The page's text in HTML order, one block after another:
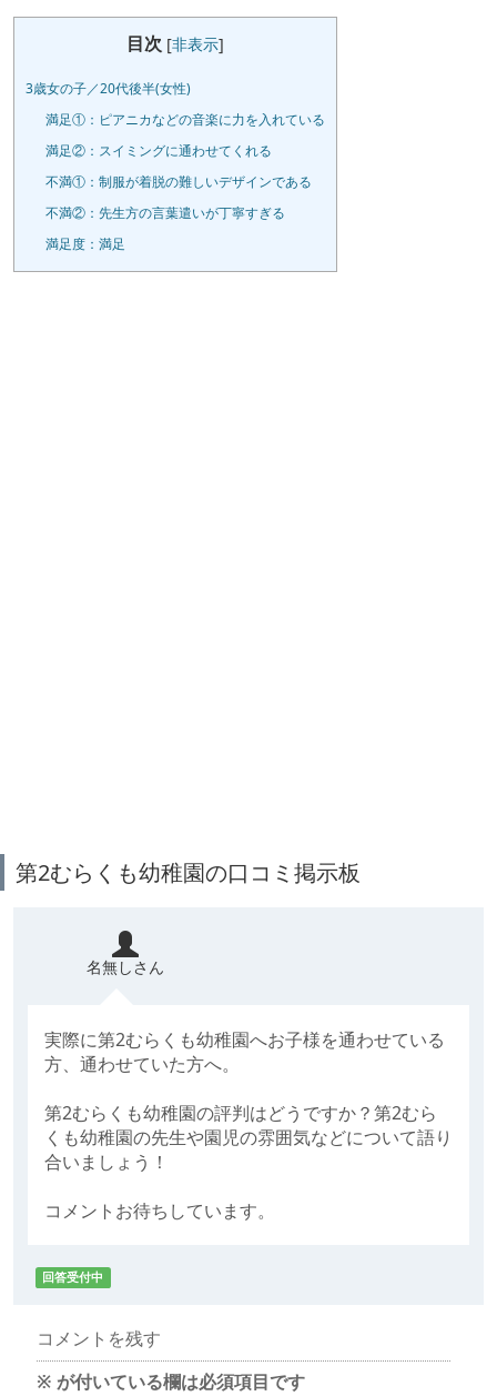
目次 [非表示]
3歳女の子／20代後半(女性)
満足①：ピアニカなどの音楽に力を入れている
満足②：スイミングに通わせてくれる
不満①：制服が着脱の難しいデザインである
不満②：先生方の言葉遣いが丁寧すぎる
満足度：満足
第2むらくも幼稚園の口コミ掲示板
名無しさん
実際に第2むらくも幼稚園へお子様を通わせている
方、通わせていた方へ。
第2むらくも幼稚園の評判はどうですか？第2むら
くも幼稚園の先生や園児の雰囲気などについて語り
合いましょう！
コメントお待ちしています。
回答受付中
コメントを残す
※ が付いている欄は必須項目です